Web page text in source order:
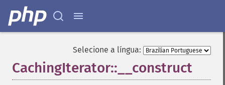
Selecione a língua:
CachingIterator::__construct